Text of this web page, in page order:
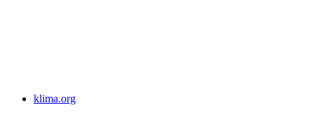
klima.org